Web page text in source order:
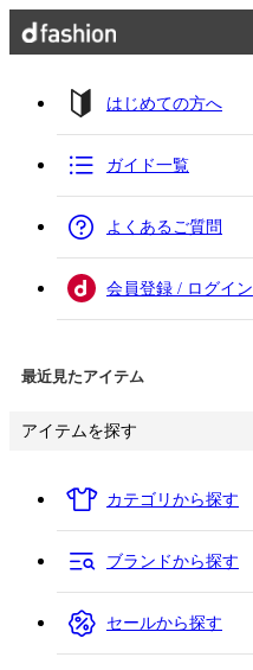
はじめての方へ
ガイド一覧
よくあるご質問
会員登録 / ログイン
最近見たアイテム
アイテムを探す
カテゴリから探す
ブランドから探す
セールから探す